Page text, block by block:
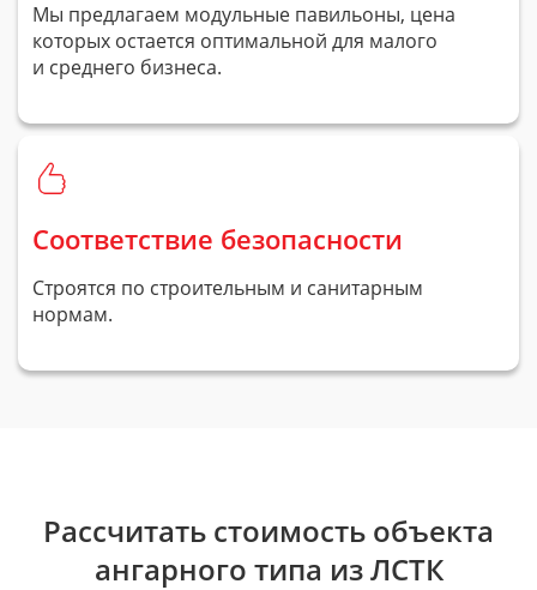
Мы предлагаем модульные павильоны, цена
которых остается оптимальной для малого
и среднего бизнеса.
Соответствие безопасности
Строятся по строительным и санитарным
нормам.
Рассчитать стоимость объекта
ангарного типа из ЛСТК